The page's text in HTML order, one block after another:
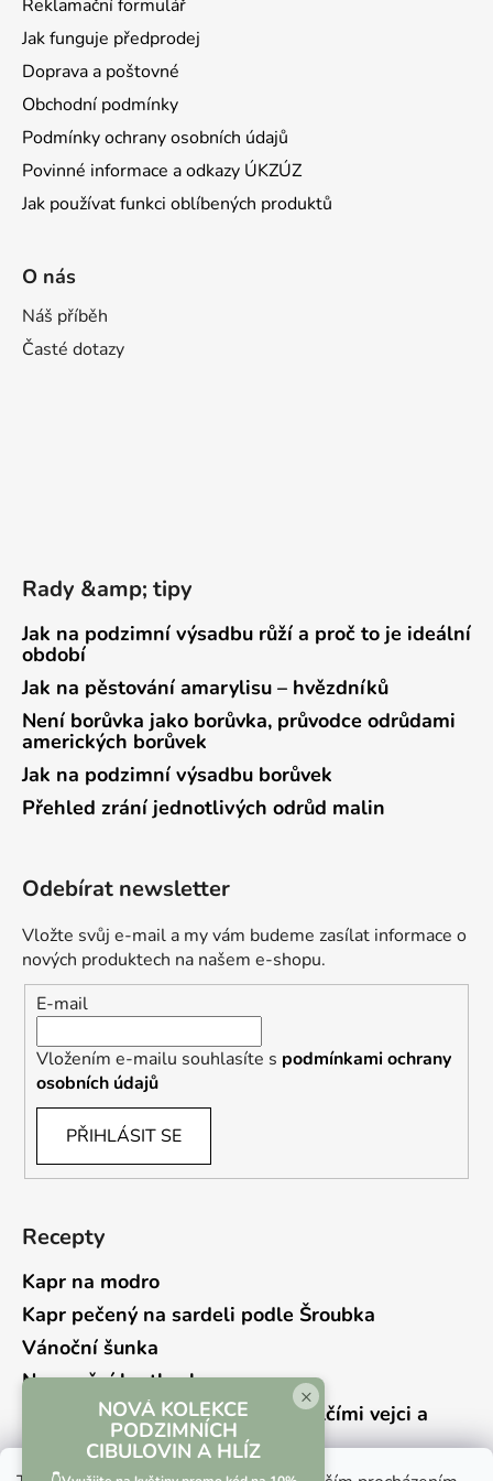
Reklamační formulář
Jak funguje předprodej
Doprava a poštovné
Obchodní podmínky
Podmínky ochrany osobních údajů
Povinné informace a odkazy ÚKZÚZ
Jak používat funkci oblíbených produktů
O nás
Náš příběh
Časté dotazy
Rady &amp; tipy
Jak na podzimní výsadbu růží a proč to je ideální
období
Jak na pěstování amarylisu – hvězdníků
Není borůvka jako borůvka, průvodce odrůdami
amerických borůvek
Jak na podzimní výsadbu borůvek
Přehled zrání jednotlivých odrůd malin
Odebírat newsletter
Vložte svůj e-mail a my vám budeme zasílat informace o
nových produktech na našem e-shopu.
E-mail
Vložením e-mailu souhlasíte s podmínkami ochrany
osobních údajů
PŘIHLÁSIT SE
Recepty
Kapr na modro
Kapr pečený na sardeli podle Šroubka
Vánoční šunka
Novoroční hrstkovka
Lehký bramborový salát s křepelčími vejci a
kyselou okurkou
×
NOVÁ KOLEKCE
PODZIMNÍCH
CIBULOVIN A HLÍZ